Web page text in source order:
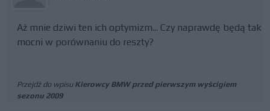
Aż mnie dziwi ten ich optymizm... Czy naprawdę będą tak
mocni w porównaniu do reszty?
Przejdź do wpisu Kierowcy BMW przed pierwszym wyścigiem
sezonu 2009